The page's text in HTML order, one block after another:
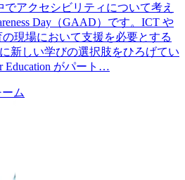
でアクセシビリティについて考え
Day（GAAD）です。ICT や
現場において支援を必要とする
新しい学びの選択肢をひろげてい
Education がパート…
ーム